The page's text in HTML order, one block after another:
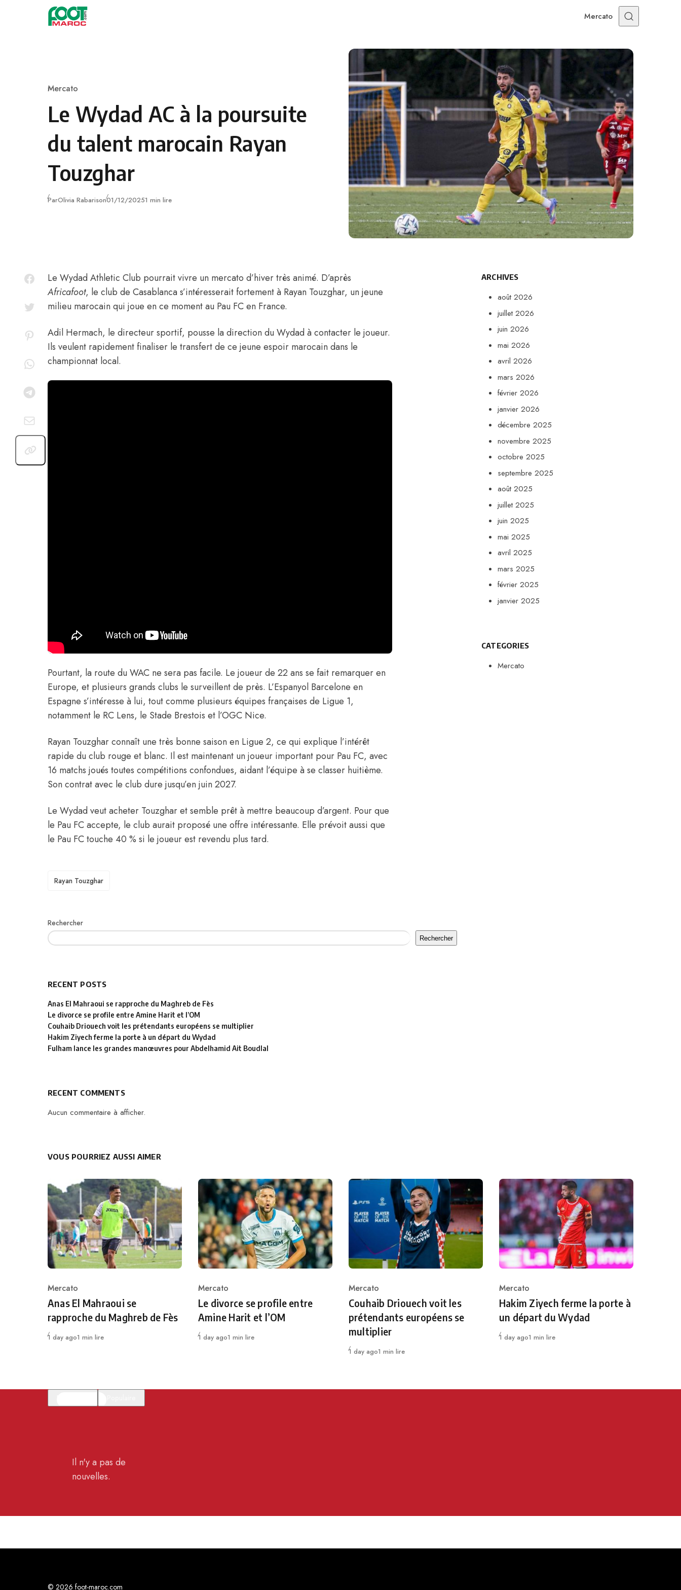
Skip to content
Mercato
Category
Mercato
Le Wydad AC à la poursuite
du talent marocain Rayan
Touzghar
ParOlivia RabarisonPublié
01/12/20251 min lire
Le Wydad Athletic Club pourrait vivre un mercato d’hiver très animé. D’après
Africafoot, le club de Casablanca s’intéresserait fortement à Rayan Touzghar, un jeune
milieu marocain qui joue en ce moment au Pau FC en France.
Adil Hermach, le directeur sportif, pousse la direction du Wydad à contacter le joueur.
Ils veulent rapidement finaliser le transfert de ce jeune espoir marocain dans le
championnat local.
Pourtant, la route du WAC ne sera pas facile. Le joueur de 22 ans se fait remarquer en
Europe, et plusieurs grands clubs le surveillent de près. L’Espanyol Barcelone en
Espagne s’intéresse à lui, tout comme plusieurs équipes françaises de Ligue 1,
notamment le RC Lens, le Stade Brestois et l’OGC Nice.
Rayan Touzghar connaît une très bonne saison en Ligue 2, ce qui explique l’intérêt
rapide du club rouge et blanc. Il est maintenant un joueur important pour Pau FC, avec
16 matchs joués toutes compétitions confondues, aidant l’équipe à se classer huitième.
Son contrat avec le club dure jusqu’en juin 2027.
Le Wydad veut acheter Touzghar et semble prêt à mettre beaucoup d’argent. Pour que
le Pau FC accepte, le club aurait proposé une offre intéressante. Elle prévoit aussi que
le Pau FC touche 40 % si le joueur est revendu plus tard.
TAGS
Rayan Touzghar
Rechercher
Rechercher
RECENT POSTS
Anas El Mahraoui se rapproche du Maghreb de Fès
Le divorce se profile entre Amine Harit et l’OM
Couhaib Driouech voit les prétendants européens se multiplier
Hakim Ziyech ferme la porte à un départ du Wydad
Fulham lance les grandes manœuvres pour Abdelhamid Ait Boudlal
RECENT COMMENTS
Aucun commentaire à afficher.
ARCHIVES
août 2026
juillet 2026
juin 2026
mai 2026
avril 2026
mars 2026
février 2026
janvier 2026
décembre 2025
novembre 2025
octobre 2025
septembre 2025
août 2025
juillet 2025
juin 2025
mai 2025
avril 2025
mars 2025
février 2025
janvier 2025
CATEGORIES
Mercato
VOUS POURRIEZ AUSSI AIMER
Category
Mercato
Anas El Mahraoui se
rapproche du Maghreb de Fès
Publié
1 day ago1 min lire
Category
Mercato
Le divorce se profile entre
Amine Harit et l’OM
Publié
1 day ago1 min lire
Category
Mercato
Couhaib Driouech voit les
prétendants européens se
multiplier
Publié
1 day ago1 min lire
Category
Mercato
Hakim Ziyech ferme la porte à
un départ du Wydad
Publié
1 day ago1 min lire
Il n'y a pas de
nouvelles.
© 2026 foot-maroc.com